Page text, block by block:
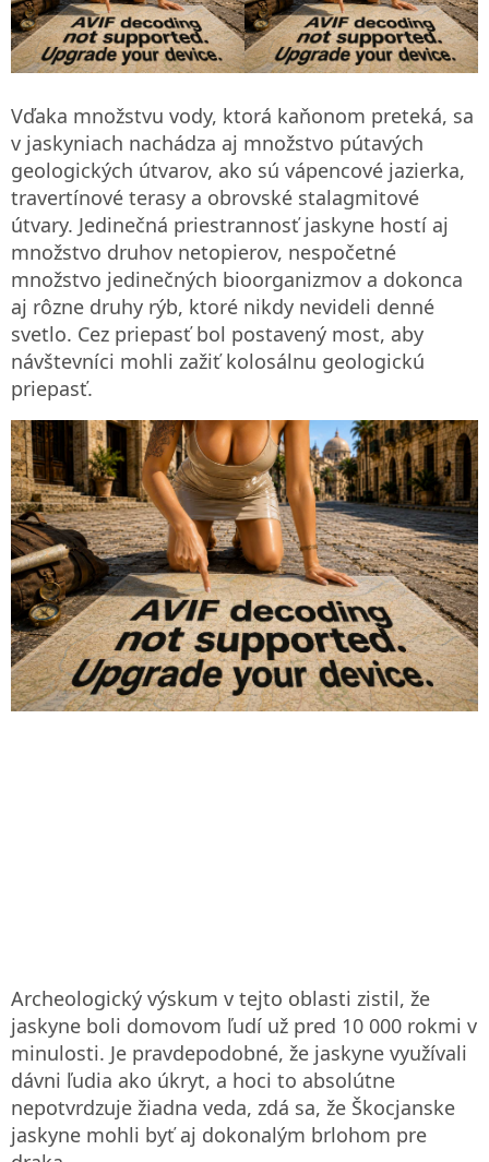
Vďaka množstvu vody, ktorá kaňonom preteká, sa
v jaskyniach nachádza aj množstvo pútavých
geologických útvarov, ako sú vápencové jazierka,
travertínové terasy a obrovské stalagmitové
útvary. Jedinečná priestrannosť jaskyne hostí aj
množstvo druhov netopierov, nespočetné
množstvo jedinečných bioorganizmov a dokonca
aj rôzne druhy rýb, ktoré nikdy nevideli denné
svetlo. Cez priepasť bol postavený most, aby
návštevníci mohli zažiť kolosálnu geologickú
priepasť.
Archeologický výskum v tejto oblasti zistil, že
jaskyne boli domovom ľudí už pred 10 000 rokmi v
minulosti. Je pravdepodobné, že jaskyne využívali
dávni ľudia ako úkryt, a hoci to absolútne
nepotvrdzuje žiadna veda, zdá sa, že Škocjanske
jaskyne mohli byť aj dokonalým brlohom pre